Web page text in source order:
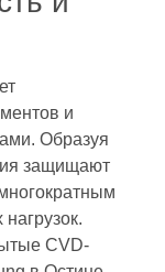
и
Образуя
защищают
CVD-